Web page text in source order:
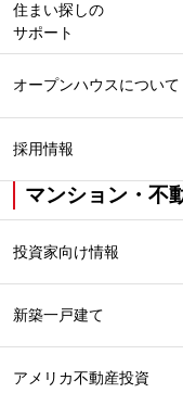
住まい探しの
サポート
オープンハウスについて
採用情報
マンション・不
投資家向け情報
新築一戸建て
アメリカ不動産投資